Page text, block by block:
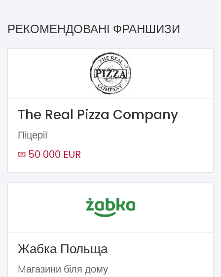
РЕКОМЕНДОВАНІ ФРАНШИЗИ
The Real Pizza Company
Піцерії
50 000 EUR
Жабка Польща
Mагазини біля дому